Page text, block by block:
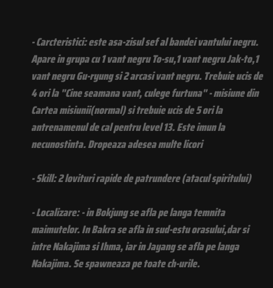
- Carcteristici: este asa-zisul sef al bandei vantului negru.
Apare in grupa cu 1 vant negru To-su,1 vant negru Jak-to,1
vant negru Gu-ryung si 2 arcasi vant negru. Trebuie ucis de
4 ori la "Cine seamana vant, culege furtuna" - misiune din
Cartea misiunii(normal) si trebuie ucis de 5 ori la
antrenamenul de cal pentru level 13. Este imun la
necunostinta. Dropeaza adesea multe licori
- Skill: 2 lovituri rapide de patrundere (atacul spiritului)
- Localizare: - in Bokjung se afla pe langa temnita
maimutelor. In Bakra se afla in sud-estu orasului,dar si
intre Nakajima si Ihma, iar in Jayang se afla pe langa
Nakajima. Se spawneaza pe toate ch-urile.